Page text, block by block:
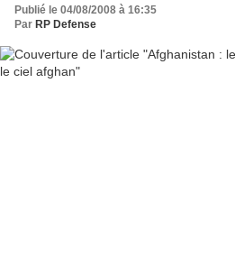
Publié le 04/08/2008 à 16:35
Par RP Defense